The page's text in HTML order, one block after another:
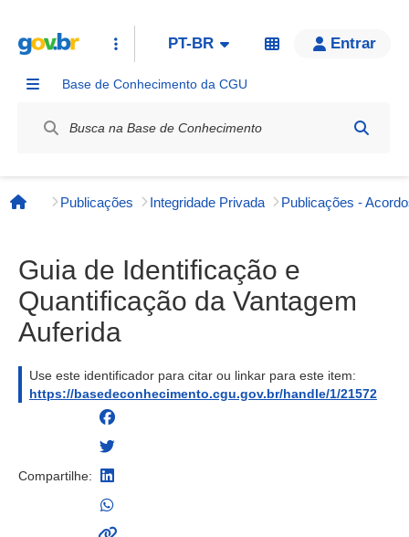
PT-BR Entrar
Base de Conhecimento da CGU
Página inicial
Publicações Integridade Privada
Guia de Identificação e
Quantificação da Vantagem
Auferida
Use este identificador para citar ou linkar para este item:
https://basedeconhecimento.cgu.gov.br/handle/1/21572
Compartilhe: